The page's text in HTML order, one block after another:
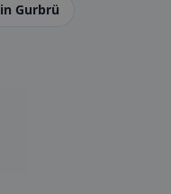
in Gurbrü